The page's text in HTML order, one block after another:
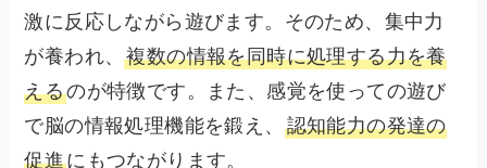
激に反応しながら遊びます。そのため、集中力
が養われ、複数の情報を同時に処理する力を養
えるのが特徴です。また、感覚を使っての遊び
で脳の情報処理機能を鍛え、 認知能力の発達の
促進にもつながります。